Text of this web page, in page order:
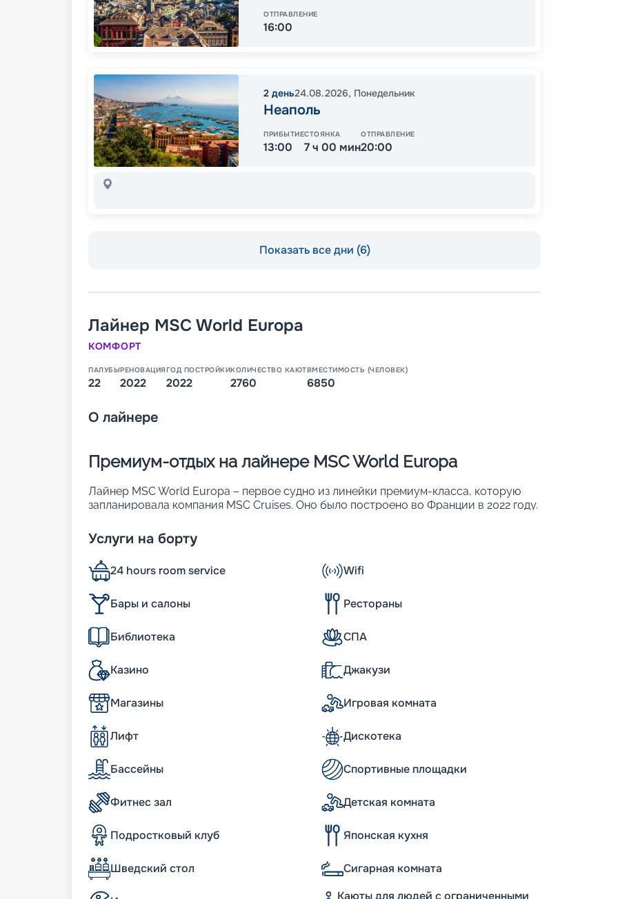
ОТПРАВЛЕНИЕ
16:00
2 день24.08.2026, Понедельник
Неаполь
ПРИБЫТИЕ
13:00
СТОЯНКА
7 ч 00 мин
ОТПРАВЛЕНИЕ
20:00
Показать все дни (6)
Лайнер MSC World Europa
КОМФОРТ
ПАЛУБЫ
22
РЕНОВАЦИЯ
2022
ГОД ПОСТРОЙКИ
2022
КОЛИЧЕСТВО КАЮТ
2760
ВМЕСТИМОСТЬ (ЧЕЛОВЕК)
6850
О лайнере
Премиум-отдых на лайнере MSC World Europa
Лайнер MSC World Europa – первое судно из линейки премиум-класса, которую
запланировала компания MSC Cruises. Оно было построено во Франции в 2022 году.
направлены на обеспечение комфорта пассажиров и повышение показателей
экологичности. В 2 760 комфортабельных каютах может разместиться 6 850
человек. Другие особенности:
• двигатели, работающие на сжиженном природном газе;
• длина судна – 330 метров;
• водоизмещение – более 205 тыс. т;
• скорость – 22 узла;
• общественные пространства общей площадью около 40 тыс. м2;
• полузакрытый променад длиной 103 метра. Интересное его украшение –
светодиодные пальмы высотой в 10 палуб;
• гидропонный сад, где выращивается зелень и овощи для местных ресторанов.
К услугам пассажиров
Лайнер сразу привлекает внимание необычной Y-образной формой корпуса и
размерами – в 2760 каютах с удобством разместятся 6850 пассажиров. Каждая из
палуб носит имя европейского города. Дизайн интерьеров, с обилием стекла и
World Europa – свой балкон есть у 65 % кают. В каждой каюте – индивидуальный
санузел, кондиционер, интерактивное телевидение и прочие удобства,
необходимые для комфортного отдыха.
Питание на лайнере MSC World Europa
Услуги на борту
24 hours room service Wifi
Бары и салоны Рестораны
Библиотека СПА
Казино Джакузи
Магазины Игровая комната
Лифт Дискотека
Бассейны Спортивные площадки
Фитнес зал Детская комната
Подростковый клуб Японская кухня
Шведский стол Сигарная комната
Каюты для людей с ограниченными